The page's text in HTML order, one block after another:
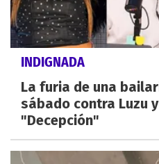
INDIGNADA
La furia de una
sábado contra Luzu
"Decepción"